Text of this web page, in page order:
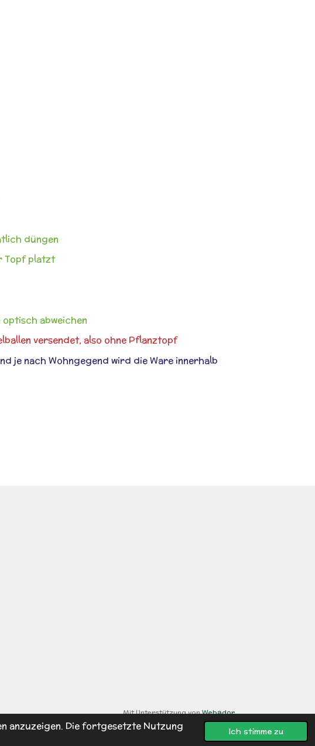
anzuzeigen. Die fortgesetzte Nutzung
Ich stimme zu
düngen
Topf platzt
optisch abweichen
versendet, also ohne Pflanztopf
je nach Wohngegend wird die Ware innerhalb
Mit Unterstützung vonWebador